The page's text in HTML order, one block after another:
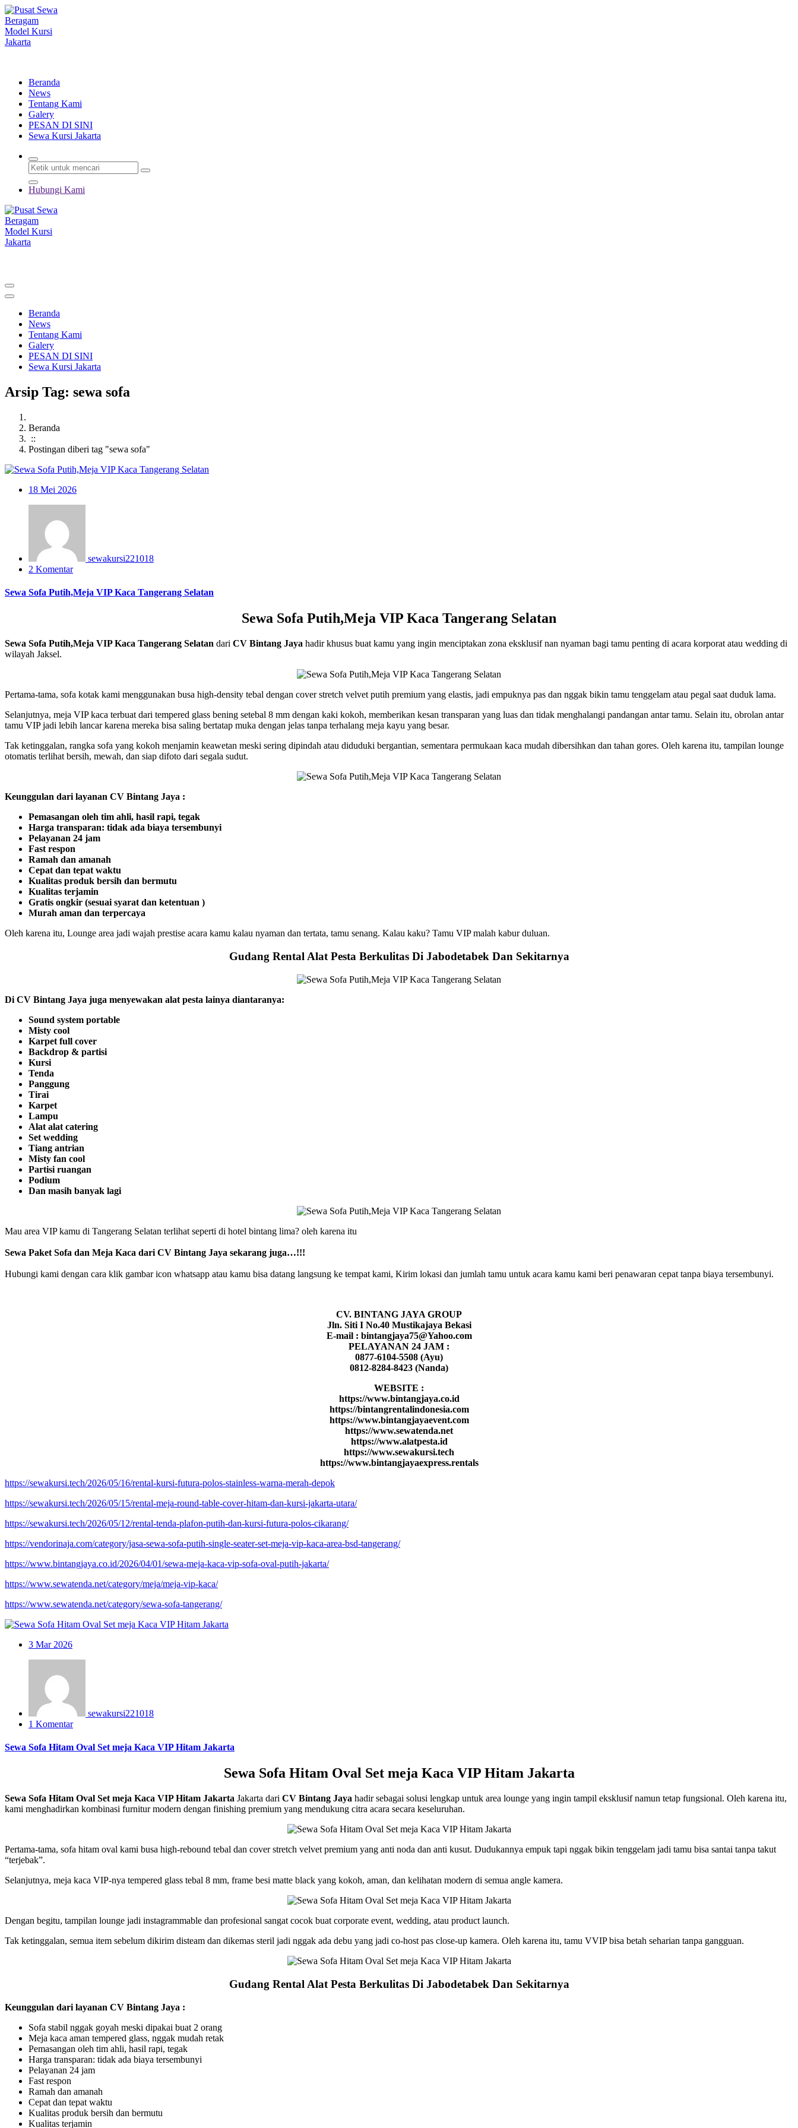
Lewati
ke
konten
Beranda
News
Tentang Kami
Galery
PESAN DI SINI
Sewa Kursi Jakarta
Hubungi Kami
Beranda
News
Tentang Kami
Galery
PESAN DI SINI
Sewa Kursi Jakarta
Arsip Tag: sewa sofa
Beranda
::
Postingan diberi tag "sewa sofa"
18 Mei 2026
sewakursi221018
2 Komentar
Sewa Sofa Putih,Meja VIP Kaca Tangerang Selatan
Sewa Sofa Putih,Meja VIP Kaca Tangerang Selatan
Sewa Sofa Putih,Meja VIP Kaca Tangerang Selatan dari CV Bintang Jaya hadir khusus buat kamu yang ingin menciptakan zona eksklusif nan nyaman bagi tamu penting di acara korporat atau wedding di
wilayah Jaksel.
Pertama-tama, sofa kotak kami menggunakan busa high-density tebal dengan cover stretch velvet putih premium yang elastis, jadi empuknya pas dan nggak bikin tamu tenggelam atau pegal saat duduk lama.
Selanjutnya, meja VIP kaca terbuat dari tempered glass bening setebal 8 mm dengan kaki kokoh, memberikan kesan transparan yang luas dan tidak menghalangi pandangan antar tamu. Selain itu, obrolan antar
tamu VIP jadi lebih lancar karena mereka bisa saling bertatap muka dengan jelas tanpa terhalang meja kayu yang besar.
Tak ketinggalan, rangka sofa yang kokoh menjamin keawetan meski sering dipindah atau diduduki bergantian, sementara permukaan kaca mudah dibersihkan dan tahan gores. Oleh karena itu, tampilan lounge
otomatis terlihat bersih, mewah, dan siap difoto dari segala sudut.
Keunggulan dari layanan CV Bintang Jaya :
Pemasangan oleh tim ahli, hasil rapi, tegak
Harga transparan: tidak ada biaya tersembunyi
Pelayanan 24 jam
Fast respon
Ramah dan amanah
Cepat dan tepat waktu
Kualitas produk bersih dan bermutu
Kualitas terjamin
Gratis ongkir (sesuai syarat dan ketentuan )
Murah aman dan terpercaya
Oleh karena itu, Lounge area jadi wajah prestise acara kamu kalau nyaman dan tertata, tamu senang. Kalau kaku? Tamu VIP malah kabur duluan.
Gudang Rental Alat Pesta Berkulitas Di Jabodetabek Dan Sekitarnya
Di CV Bintang Jaya juga menyewakan alat pesta lainya diantaranya:
Sound system portable
Misty cool
Karpet full cover
Backdrop & partisi
Kursi
Tenda
Panggung
Tirai
Karpet
Lampu
Alat alat catering
Set wedding
Tiang antrian
Misty fan cool
Partisi ruangan
Podium
Dan masih banyak lagi
Mau area VIP kamu di Tangerang Selatan terlihat seperti di hotel bintang lima? oleh karena itu
Sewa Paket Sofa dan Meja Kaca dari CV Bintang Jaya sekarang juga…!!!
Hubungi kami dengan cara klik gambar icon whatsapp atau kamu bisa datang langsung ke tempat kami, Kirim lokasi dan jumlah tamu untuk acara kamu kami beri penawaran cepat tanpa biaya tersembunyi.
CV. BINTANG JAYA GROUP
Jln. Siti I No.40 Mustikajaya Bekasi
E-mail : bintangjaya75@Yahoo.com
PELAYANAN 24 JAM :
0877-6104-5508 (Ayu)
0812-8284-8423 (Nanda)
WEBSITE :
https://www.bintangjaya.co.id
https://bintangrentalindonesia.com
https://www.bintangjayaevent.com
https://www.sewatenda.net
https://www.alatpesta.id
https://www.sewakursi.tech
https://www.bintangjayaexpress.rentals
https://sewakursi.tech/2026/05/16/rental-kursi-futura-polos-stainless-warna-merah-depok
https://sewakursi.tech/2026/05/15/rental-meja-round-table-cover-hitam-dan-kursi-jakarta-utara/
https://sewakursi.tech/2026/05/12/rental-tenda-plafon-putih-dan-kursi-futura-polos-cikarang/
https://vendorinaja.com/category/jasa-sewa-sofa-putih-single-seater-set-meja-vip-kaca-area-bsd-tangerang/
https://www.bintangjaya.co.id/2026/04/01/sewa-meja-kaca-vip-sofa-oval-putih-jakarta/
https://www.sewatenda.net/category/meja/meja-vip-kaca/
https://www.sewatenda.net/category/sewa-sofa-tangerang/
3 Mar 2026
sewakursi221018
1 Komentar
Sewa Sofa Hitam Oval Set meja Kaca VIP Hitam Jakarta
Sewa Sofa Hitam Oval Set meja Kaca VIP Hitam Jakarta
Sewa Sofa Hitam Oval Set meja Kaca VIP Hitam Jakarta Jakarta dari CV Bintang Jaya hadir sebagai solusi lengkap untuk area lounge yang ingin tampil eksklusif namun tetap fungsional. Oleh karena itu,
kami menghadirkan kombinasi furnitur modern dengan finishing premium yang mendukung citra acara secara keseluruhan.
Pertama-tama, sofa hitam oval kami busa high-rebound tebal dan cover stretch velvet premium yang anti noda dan anti kusut. Dudukannya empuk tapi nggak bikin tenggelam jadi tamu bisa santai tanpa takut
“terjebak”.
Selanjutnya, meja kaca VIP-nya tempered glass tebal 8 mm, frame besi matte black yang kokoh, aman, dan kelihatan modern di semua angle kamera.
Dengan begitu, tampilan lounge jadi instagrammable dan profesional sangat cocok buat corporate event, wedding, atau product launch.
Tak ketinggalan, semua item sebelum dikirim disteam dan dikemas steril jadi nggak ada debu yang jadi co-host pas close-up kamera. Oleh karena itu, tamu VVIP bisa betah seharian tanpa gangguan.
Gudang Rental Alat Pesta Berkulitas Di Jabodetabek Dan Sekitarnya
Keunggulan dari layanan CV Bintang Jaya :
Sofa stabil nggak goyah meski dipakai buat 2 orang
Meja kaca aman tempered glass, nggak mudah retak
Pemasangan oleh tim ahli, hasil rapi, tegak
Harga transparan: tidak ada biaya tersembunyi
Pelayanan 24 jam
Fast respon
Ramah dan amanah
Cepat dan tepat waktu
Kualitas produk bersih dan bermutu
Kualitas terjamin